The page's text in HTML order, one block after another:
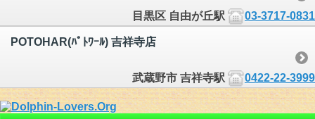
目黒区 自由が丘駅 03-3717-0831
POTOHAR(ﾊﾟﾄﾜｰﾙ) 吉祥寺店
武蔵野市 吉祥寺駅 0422-22-3999